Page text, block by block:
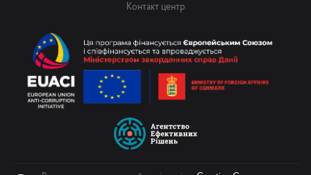
Контакт центр